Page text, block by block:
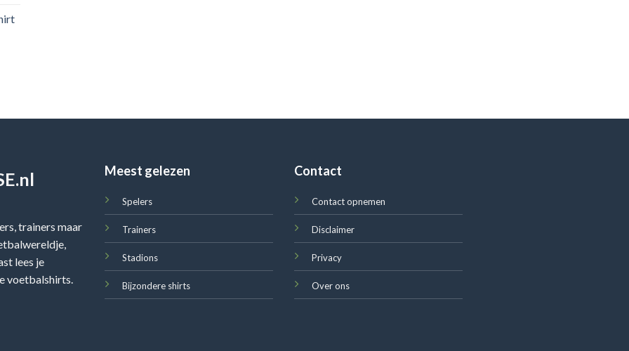
trainers maar
lees je
voetbalshirts.
Meest gelezen
Spelers
Trainers
Stadions
Bijzondere shirts
Contact
Contact opnemen
Disclaimer
Privacy
Over ons